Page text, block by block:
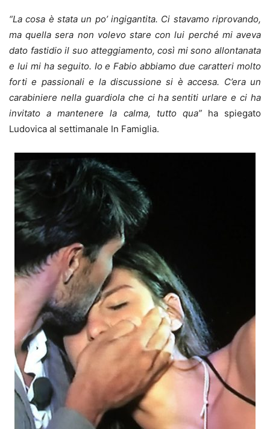
“La cosa è stata un po’ ingigantita. Ci stavamo riprovando,
ma quella sera non volevo stare con lui perché mi aveva
dato fastidio il suo atteggiamento, così mi sono allontanata
e lui mi ha seguito. Io e Fabio abbiamo due caratteri molto
forti e passionali e la discussione si è accesa. C’era un
carabiniere nella guardiola che ci ha sentiti urlare e ci ha
invitato a mantenere la calma, tutto qua”ha spiegato
Ludovica al settimanale In Famiglia.